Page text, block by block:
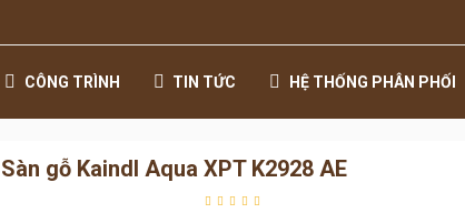
CÔNG TRÌNH TIN TỨC HỆ THỐNG PHÂN PHỐI
Sàn gỗ Kaindl Aqua XPT K2928 AE